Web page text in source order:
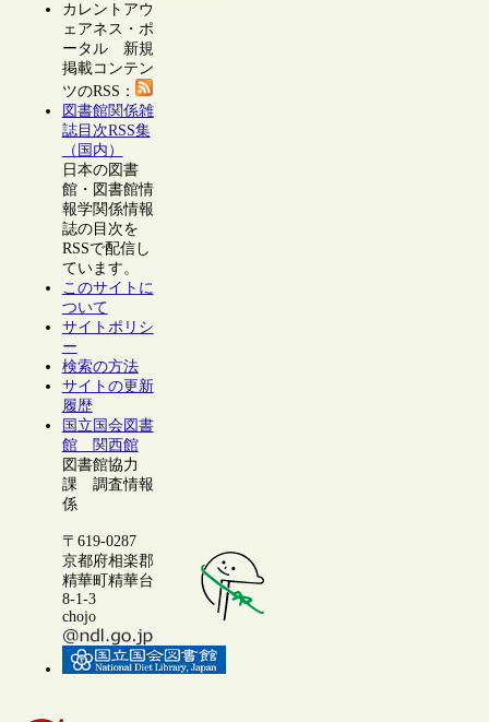
カレントアウ
ェアネス・ポ
ータル 新規
掲載コンテン
ツのRSS：
図書館関係雑
誌目次RSS集
（国内）
日本の図書
館・図書館情
報学関係情報
誌の目次を
RSSで配信し
ています。
このサイトに
ついて
サイトポリシ
ー
検索の方法
サイトの更新
履歴
国立国会図書
館 関西館
図書館協力
課 調査情報
係
〒619-0287
京都府相楽郡
精華町精華台
8-1-3
chojo